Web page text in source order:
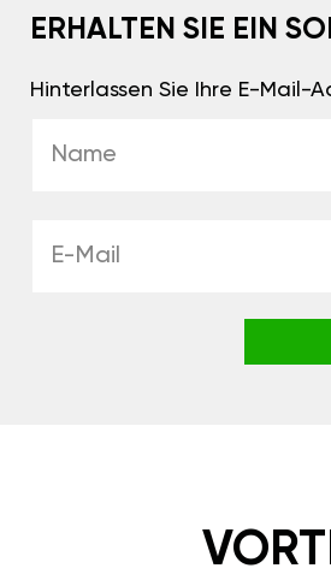
ERHALTEN SIE EIN
Hinterlassen Sie Ihre E-Mail-